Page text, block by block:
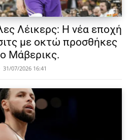
Λέικερς: Η νέα εποχή
με οκτώ προσθήκες
Μάβερικς.
31/07/2026 16:41